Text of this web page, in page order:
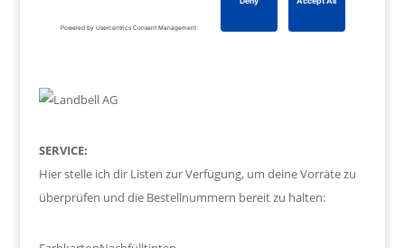
SERVICE:
Hier stelle ich dir Listen zur Verfügung, um deine Vorräte zu
überprüfen und die Bestellnummern bereit zu halten: